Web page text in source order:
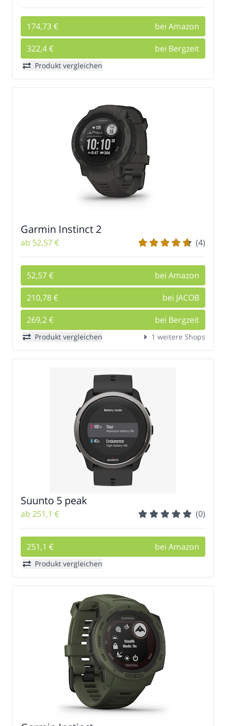
174,73 €
bei Amazon
322,4 €
bei Bergzeit
Produkt vergleichen
Garmin Instinct 2
ab 52,57 € (4)
52,57 €
bei Amazon
210,78 €
bei JACOB
269,2 €
bei Bergzeit
Produkt vergleichen 1 weitere Shops
Suunto 5 peak
ab 251,1 € (0)
251,1 € bei Amazon
Produkt vergleichen